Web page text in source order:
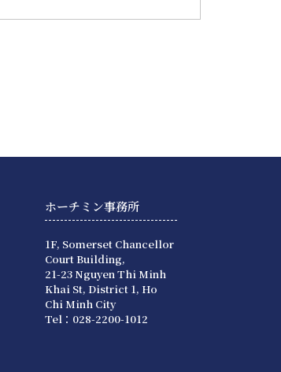
ホーチミン事務所
1F, Somerset Chancellor
Court Building,
21-23 Nguyen Thi Minh
Khai St, District 1, Ho
Chi Minh City
Tel：028-2200-1012